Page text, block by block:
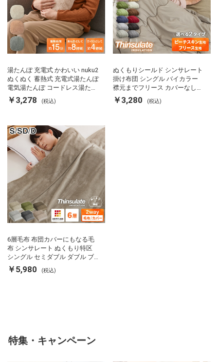
湯たんぽ 充電式 かわいい nuku2
ぬくぬく 蓄熱式 充電式湯たんぽ
電気湯たんぽ コードレス湯たん
ぽ エコ 節電 節約 省エネ 充電式
エコ電気あんか EWT-2143 スリ
￥3,278 (税込)
ぬくもりシールド シンサレート
掛け布団 シングル バイカラー
襟元までフリース カバーなしで
使える 軽い 丸洗い 断熱 保温 抗
菌防臭 洗える 防ダニ 軽量 ホコ
￥3,280 (税込)
6層毛布 布団カバーにもなる毛
布 シンサレート ぬくもり特区
シングル セミダブル ダブル ブ
ランケット 掛け布団カバー フラ
ンネル 保温 蓄熱 吸湿 発熱 断熱
￥5,980 (税込)
特集・キャンペーン